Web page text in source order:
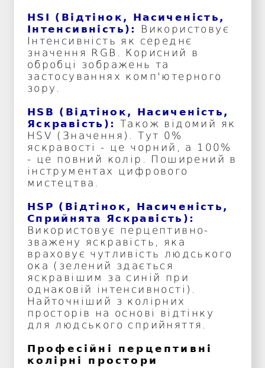
HSI (Відтінок, Насиченість,
Інтенсивність):
Використовує
Інтенсивність як середнє
значення RGB. Корисний в
обробці зображень та
застосуваннях комп'ютерного
зору.
HSB (Відтінок, Насиченість,
Яскравість): Також відомий як
HSV (Значення). Тут 0%
яскравості - це чорний, а 100%
- це повний колір. Поширений в
інструментах цифрового
мистецтва.
HSP (Відтінок, Насиченість,
Сприйнята Яскравість):
Використовує перцептивно-
зважену яскравість, яка
враховує чутливість людського
ока (зелений здається
яскравішим за синій при
однаковій інтенсивності).
Найточніший з колірних
просторів на основі відтінку
для людського сприйняття.
Професійні перцептивні
колірні простори